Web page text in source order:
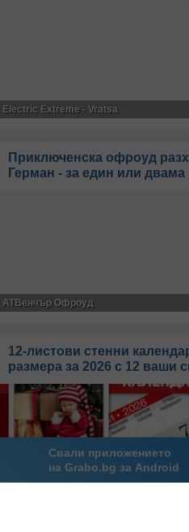
Свали приложението
на Grabo.bg за Android
Electric Extreme - Vratsa
Приключенска офроуд
Герман - за един или двама
АТВенчър Офроуд
12-листови стенни
размера за 2026 с 12 ваши